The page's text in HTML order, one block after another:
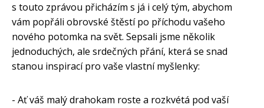
s touto zprávou přicházím s já i celý tým, abychom
vám popřáli obrovské štěstí po příchodu vašeho
nového potomka na svět. Sepsali jsme několik
jednoduchých, ale srdečných přání, která se snad
stanou inspirací pro vaše vlastní myšlenky:
- Ať váš malý drahokam roste a rozkvétá pod vaší